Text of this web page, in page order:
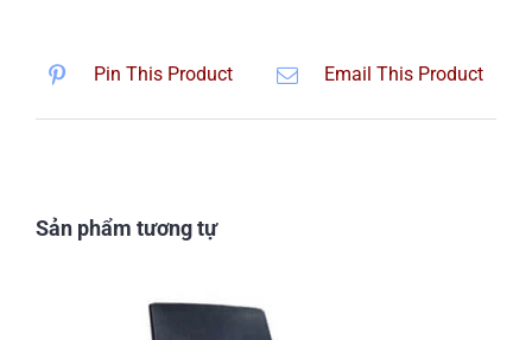
Pin This Product Email This Product
Sản phẩm tương tự